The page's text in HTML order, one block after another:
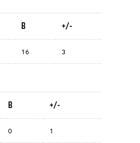
B +/-
16 3
B +/-
0 1